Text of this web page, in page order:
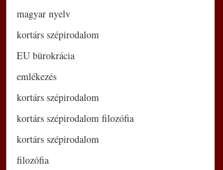
magyar nyelv
kortárs szépirodalom
EU bürokrácia
emlékezés
kortárs szépirodalom
kortárs szépirodalom filozófia
kortárs szépirodalom
filozófia